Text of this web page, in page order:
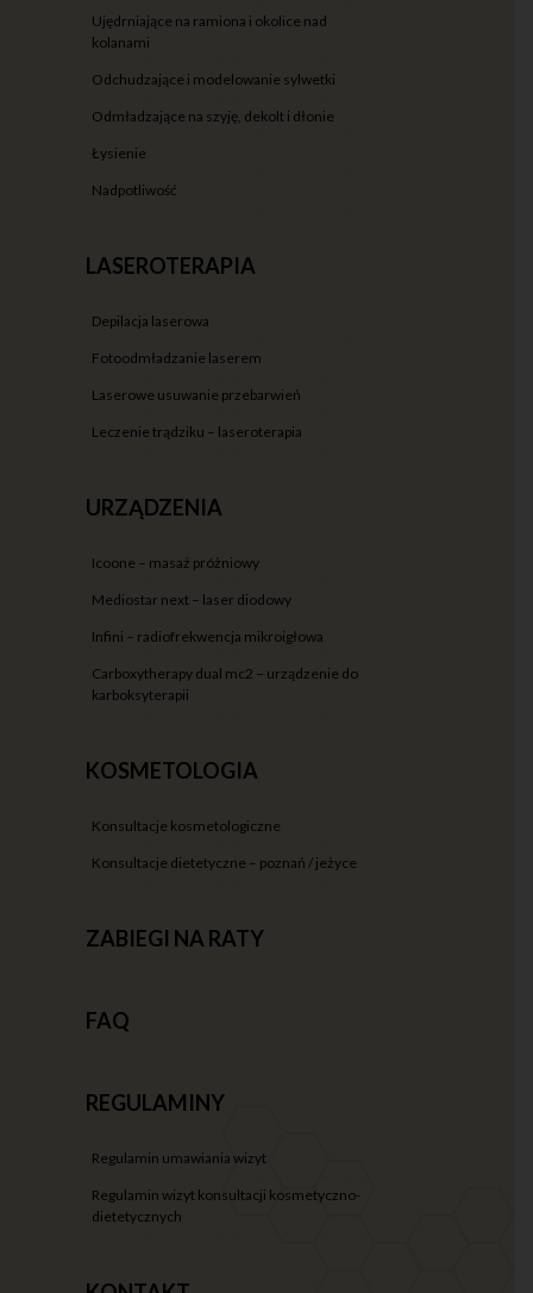
ujędrniające na ramiona i okolice nad
kolanami
odchudzające i modelowanie sylwetki
odmładzające na szyję, dekolt i dłonie
łysienie
nadpotliwość
LASEROTERAPIA
depilacja laserowa
fotoodmładzanie laserem
laserowe usuwanie przebarwień
leczenie trądziku – laseroterapia
URZĄDZENIA
icoone – masaż próżniowy
mediostar next – laser diodowy
infini – radiofrekwencja mikroigłowa
carboxytherapy dual mc2 – urządzenie do
karboksyterapii
KOSMETOLOGIA
konsultacje kosmetologiczne
konsultacje dietetyczne – poznań / jeżyce
ZABIEGI NA RATY
FAQ
REGULAMINY
regulamin umawiania wizyt
regulamin wizyt konsultacji kosmetyczno-
dietetycznych